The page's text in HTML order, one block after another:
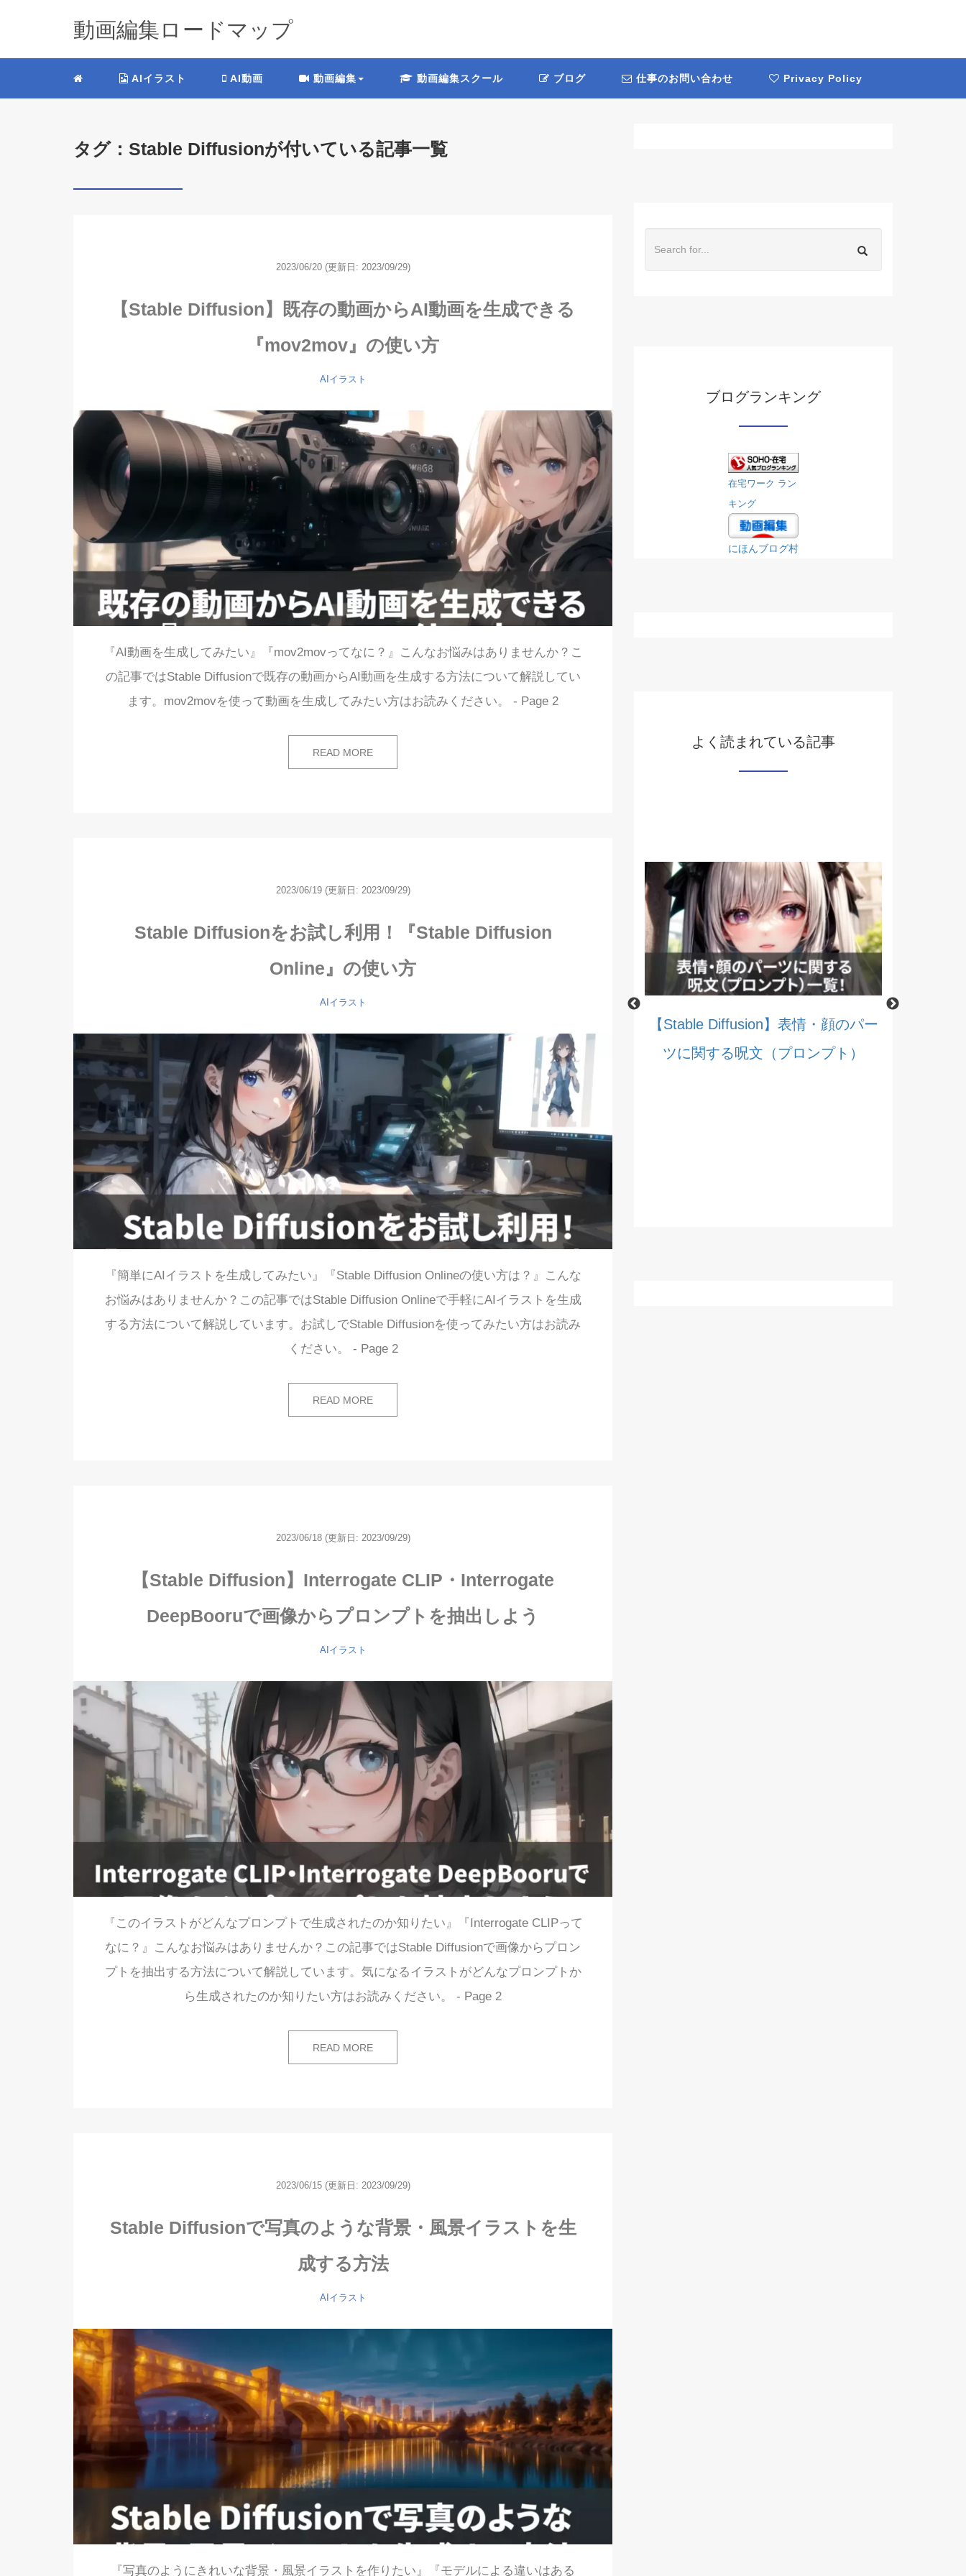
動画編集ロードマップ
AIイラスト AI動画 動画編集 動画編集スクール ブログ 仕事のお問い合わせ Privacy Policy
タグ：Stable Diffusionが付いている記事一覧
2023/06/20 (更新日: 2023/09/29)
【Stable Diffusion】既存の動画からAI動画を生成できる
『mov2mov』の使い方
AIイラスト
『AI動画を生成してみたい』『mov2movってなに？』こんなお悩みはありませんか？こ
の記事ではStable Diffusionで既存の動画からAI動画を生成する方法について解説してい
ます。mov2movを使って動画を生成してみたい方はお読みください。 - Page 2
READ MORE
2023/06/19 (更新日: 2023/09/29)
Stable Diffusionをお試し利用！『Stable Diffusion
Online』の使い方
AIイラスト
『簡単にAIイラストを生成してみたい』『Stable Diffusion Onlineの使い方は？』こんな
お悩みはありませんか？この記事ではStable Diffusion Onlineで手軽にAIイラストを生成
する方法について解説しています。お試しでStable Diffusionを使ってみたい方はお読み
ください。 - Page 2
READ MORE
2023/06/18 (更新日: 2023/09/29)
【Stable Diffusion】Interrogate CLIP・Interrogate
DeepBooruで画像からプロンプトを抽出しよう
AIイラスト
『このイラストがどんなプロンプトで生成されたのか知りたい』『Interrogate CLIPって
なに？』こんなお悩みはありませんか？この記事ではStable Diffusionで画像からプロン
プトを抽出する方法について解説しています。気になるイラストがどんなプロンプトか
ら生成されたのか知りたい方はお読みください。 - Page 2
READ MORE
2023/06/15 (更新日: 2023/09/29)
Stable Diffusionで写真のような背景・風景イラストを生
成する方法
AIイラスト
『写真のようにきれいな背景・風景イラストを作りたい』『モデルによる違いはある
ブログランキング
在宅ワーク ラン
キング
にほんブログ村
よく読まれている記事
覧とおすすめの入れ方を
（プロンプト）集一覧！
使い方・利用方法を徹底解説！【無
料】
【Stable Diffusion】表情・顔のパー
ツに関する呪文（プロンプト）